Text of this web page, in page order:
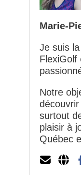
Marie-
Je suis
FlexiGolf
Notre
surtout
plaisir à
Québec